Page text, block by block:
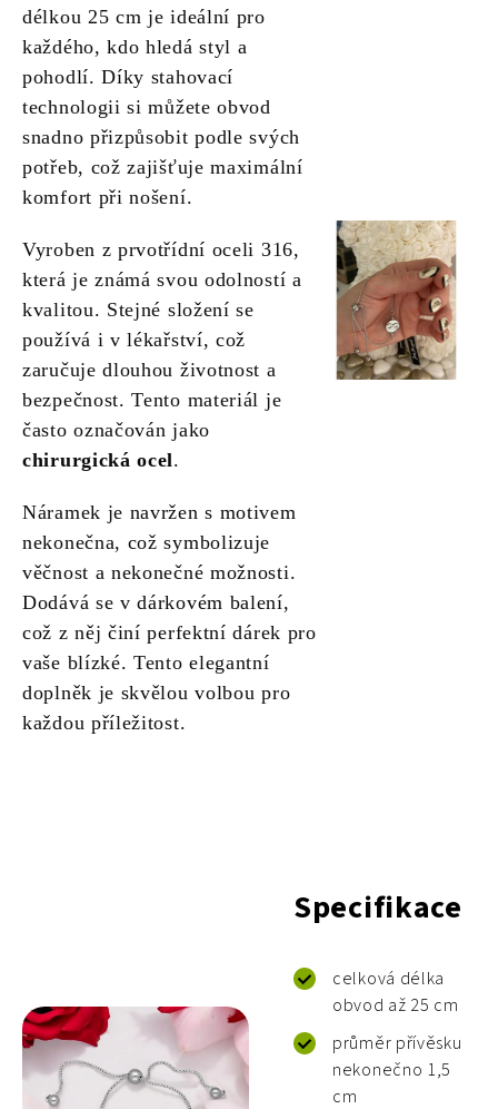
délkou 25 cm je ideální pro
každého, kdo hledá styl a
pohodlí. Díky stahovací
technologii si můžete obvod
snadno přizpůsobit podle svých
potřeb, což zajišťuje maximální
komfort při nošení.
Vyroben z prvotřídní oceli 316,
která je známá svou odolností a
kvalitou. Stejné složení se
používá i v lékařství, což
zaručuje dlouhou životnost a
bezpečnost. Tento materiál je
často označován jako
chirurgická ocel.
Náramek je navržen s motivem
nekonečna, což symbolizuje
věčnost a nekonečné možnosti.
Dodává se v dárkovém balení,
což z něj činí perfektní dárek pro
vaše blízké. Tento elegantní
doplněk je skvělou volbou pro
každou příležitost.
Specifikace
celková délka
obvod až 25 cm
průměr přívěsku
nekonečno 1,5
cm